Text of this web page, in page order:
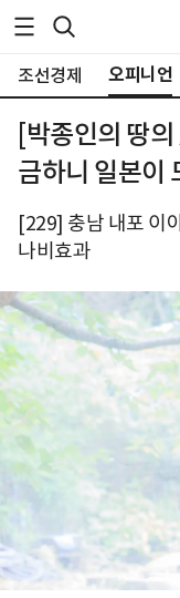
조선경제 오피니언
[박종인의 땅
금하니 일본이
[229] 충남 내포 이
나비효과